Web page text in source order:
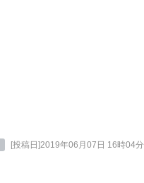
[投稿日]2019年06月07日 16時04分